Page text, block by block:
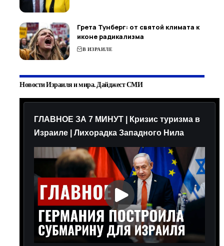
Грета Тунберг: от святой климата к
иконе радикализма
В ИЗРАИЛЕ
Новости Израиля и мира. Дайджест СМИ